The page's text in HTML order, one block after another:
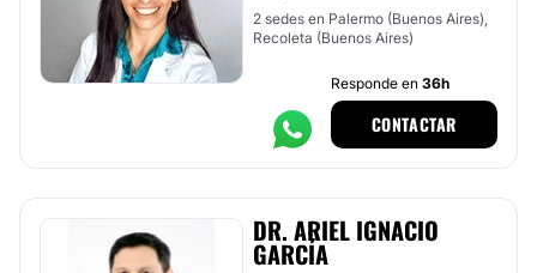
2 sedes en Palermo (Buenos Aires),
Recoleta (Buenos Aires)
Responde en 36h
CONTACTAR
DR. ARIEL IGNACIO
GARCÍA